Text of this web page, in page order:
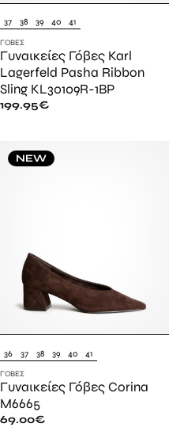
37 38 39 40 41
ΓΌΒΕΣ
Γυναικείες Γόβες Karl
Lagerfeld Pasha Ribbon
Sling KL30109R-1BP
199.95€
NEW
36 37 38 39 40 41
ΓΌΒΕΣ
Γυναικείες Γόβες Corina
M6665
69.00€